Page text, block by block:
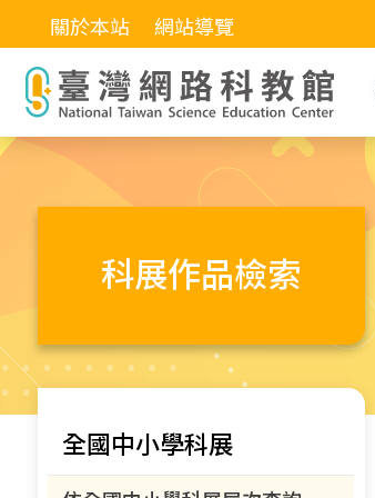
關於本站 網站導覽
科展作品檢索
全國中小學科展